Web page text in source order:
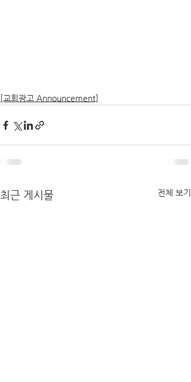
[교회광고 Announcement]
최근 게시물 전체 보기